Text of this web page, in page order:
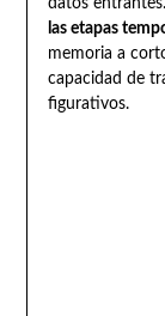
las etapas
memoria a
capacidad de
figurativos.